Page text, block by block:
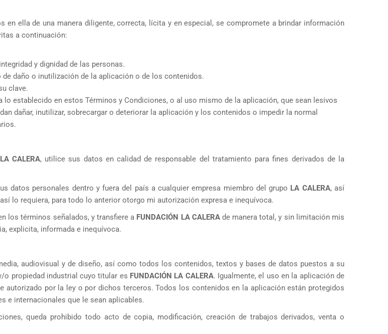
ella de una manera diligente, correcta, lícita y en especial, se compromete a brindar información
a continuación:
y dignidad de las personas.
daño o inutilización de la aplicación o de los contenidos.
clave.
establecido en estos Términos y Condiciones, o al uso mismo de la aplicación, que sean lesivos
dañar, inutilizar, sobrecargar o deteriorar la aplicación y los contenidos o impedir la normal
CALERA, utilice sus datos en calidad de responsable del tratamiento para fines derivados de la
datos personales dentro y fuera del país a cualquier empresa miembro del grupo LA CALERA, así
lo requiera, para todo lo anterior otorgo mi autorización expresa e inequívoca.
los términos señalados, y transfiere a FUNDACIÓN LA CALERA de manera total, y sin limitación mis
explicita, informada e inequívoca.​​
audiovisual y de diseño, así como todos los contenidos, textos y bases de datos puestos a su
propiedad industrial cuyo titular es FUNDACIÓN LA CALERA. Igualmente, el uso en la aplicación de
autorizado por la ley o por dichos terceros. Todos los contenidos en la aplicación están protegidos
e internacionales que le sean aplicables.
queda prohibido todo acto de copia, modificación, creación de trabajos derivados, venta o